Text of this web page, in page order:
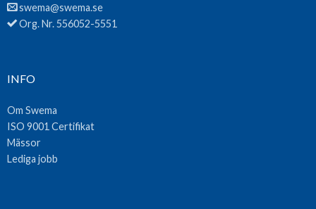
swema@swema.se
Org. Nr. 556052-5551
INFO
Om Swema
ISO 9001 Certifikat
Mässor
Lediga jobb